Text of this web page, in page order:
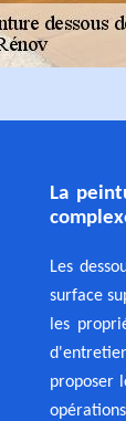
La
Les
surface
les
proposer